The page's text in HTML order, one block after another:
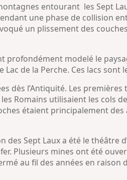
entourant les Sept
une phase de collision
un plissement des
profondément modelé le
de la Perche. Ces lacs sont
dès l’Antiquité. Les
Romains utilisaient les cols
étaient principalement
des Sept Laux a été le théâtre
Plusieurs mines ont été
au fil des années en raison